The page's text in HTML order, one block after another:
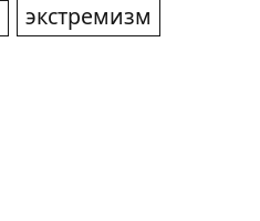
экстремизм